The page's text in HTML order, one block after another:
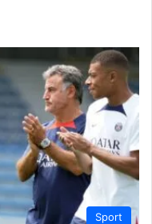
Sport